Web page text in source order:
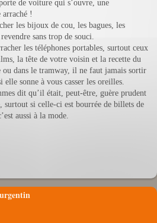
de voiture qui s’ouvre, une
!
les bijoux de cou, les bagues, les
sans trop de souci.
les téléphones portables, surtout ceux
la tête de votre voisin et la recette du
dans le tramway, il ne faut jamais sortir
sonne à vous casser les oreilles.
dit qu’il était, peut-être, guère prudent
surtout si celle-ci est bourrée de billets de
aussi à la mode.